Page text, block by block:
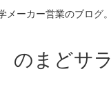
メーカー営業のブログ
のまどサ